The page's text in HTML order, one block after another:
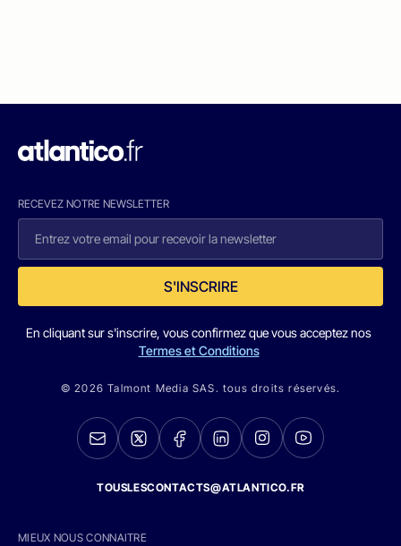
RECEVEZ NOTRE NEWSLETTER
S'INSCRIRE
En cliquant sur s'inscrire, vous confirmez que vous acceptez nos
Termes et Conditions
© 2026 Talmont Media SAS. tous droits réservés.
TOUSLESCONTACTS@ATLANTICO.FR
MIEUX NOUS CONNAITRE